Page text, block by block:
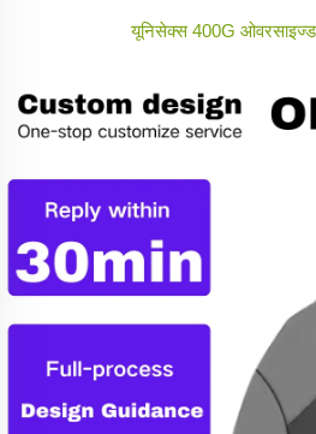
यूनिसेक्स 400G ओवरसाइज्ड